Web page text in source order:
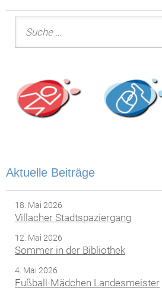
Suche nach:
Aktuelle Beiträge
18. Mai 2026
Villacher Stadtspaziergang
12. Mai 2026
Sommer in der Bibliothek
4. Mai 2026
Fußball-Mädchen Landesmeister